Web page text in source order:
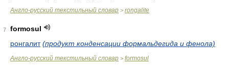
Англо-русский текстильный словар > rongalite
7
formosul
ронгалит (продукт конденсации формальдегида и фенола)
Англо-русский текстильный словар > formosul